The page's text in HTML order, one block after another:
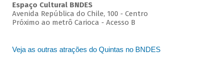
Espaço Cultural BNDES
Avenida República do Chile, 100 - Centro
Próximo ao metrô Carioca - Acesso B
Veja as outras atrações do Quintas no BNDES